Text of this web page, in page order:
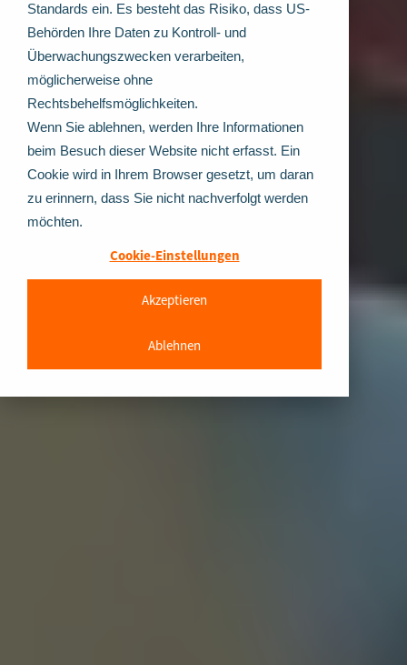
Standards ein. Es besteht das Risiko, dass US-
Behörden Ihre Daten zu Kontroll- und
Überwachungszwecken verarbeiten,
möglicherweise ohne
Rechtsbehelfsmöglichkeiten.
Wenn Sie ablehnen, werden Ihre Informationen
beim Besuch dieser Website nicht erfasst. Ein
Cookie wird in Ihrem Browser gesetzt, um daran
zu erinnern, dass Sie nicht nachverfolgt werden
möchten.
Cookie-Einstellungen
Akzeptieren
Ablehnen